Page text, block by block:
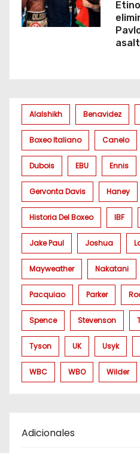
Alalshikh Benavidez
Boxeo Italiano Canelo
Dubois EBU Ennis
Gervonta Davis Haney
Historia Del Boxeo IBF
Jake Paul Joshua
Mayweather Nakatani
Pacquiao Parker
Spence Stevenson
Tyson UK Usyk
WBC WBO Wilder
Adicionales